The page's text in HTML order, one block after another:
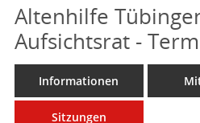
Altenhilfe
Aufsichtsrat -
Informationen
Sitzungen